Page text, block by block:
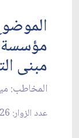
مؤسسة
مبنى
المخاطب:
عدد الزوار: 526